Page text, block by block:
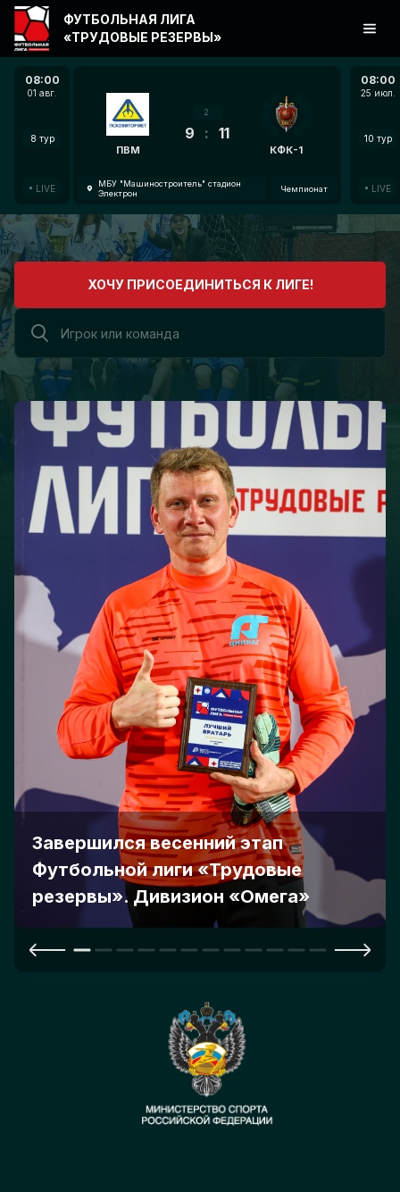
08:00
01 авг.
8 тур
LIVE
ПВМ
2
9 : 11
КФК-1
МБУ "Машиностроитель" стадион
Электрон
Чемпионат
08:00
25 июл.
10 тур
LIVE
ФУТБОЛЬНАЯ ЛИГА
«ТРУДОВЫЕ РЕЗЕРВЫ»
ХОЧУ ПРИСОЕДИНИТЬСЯ К ЛИГЕ!
Завершился весенний этап
Футбольной лиги «Трудовые
резервы». Дивизион «Омега»